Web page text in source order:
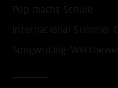
Pop macht Schule
International Summer
Songwriting-